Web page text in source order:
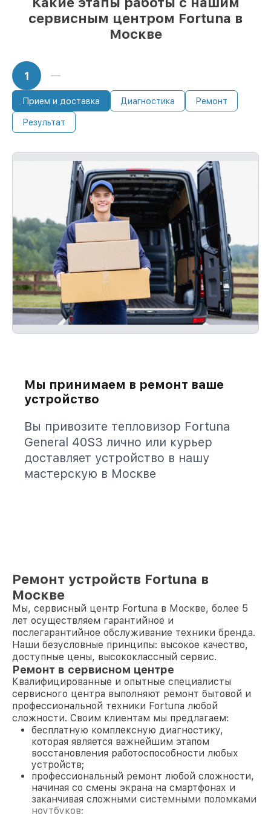
сервисным центром Fortuna в
Москве
1
Прием и доставка Диагностика Ремонт
Результат
Мы принимаем в ремонт ваше
устройство
Вы привозите тепловизор Fortuna
General 40S3 лично или курьер
доставляет устройство в нашу
мастерскую в Москве
Ремонт устройств Fortuna в
Москве
Мы, сервисный центр Fortuna в Москве, более 5
лет осуществляем гарантийное и
послегарантийное обслуживание техники бренда.
Наши безусловные принципы: высокое качество,
доступные цены, высококлассный сервис.
Ремонт в сервисном центре
Квалифицированные и опытные специалисты
сервисного центра выполняют ремонт бытовой и
профессиональной техники Fortuna любой
сложности. Своим клиентам мы предлагаем:
бесплатную комплексную диагностику,
которая является важнейшим этапом
восстановления работоспособности любых
устройств;
профессиональный ремонт любой сложности,
начиная со смены экрана на смартфонах и
заканчивая сложными системными поломками
ноутбуков;